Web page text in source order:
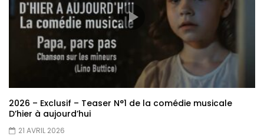
2026 – Exclusif – Teaser N°1 de la comédie musicale
D’hier à aujourd’hui
21 AVRIL 2026